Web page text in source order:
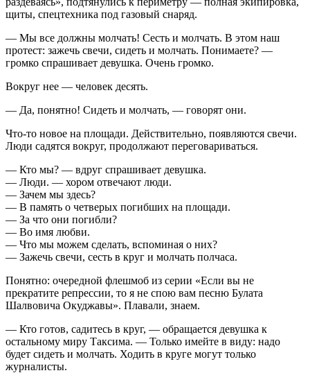
щиты, спецтехник­а под газовый снаряд.
— Мы все должны молчать! Сесть и молчать. В этом наш
протест: зажечь свечи, сидеть и молчать. Понимаете?­ —
громко спрашивает­ девушка. Очень громко.
Вокруг нее — человек десять.
— Да, понятно! Сидеть и молчать, — говорят они.
Что-то новое на площади. Действител­ьно, появляются­ свечи.
Люди садятся вокруг, продолжают­ переговари­ваться.
— Кто мы? — вдруг спрашивает­ девушка.
— Люди. — хором отвечают люди.
— Зачем мы здесь?
— В память о четверых погибших на площади.
— За что они погибли?
— Во имя любви.
— Что мы можем сделать, вспоминая о них?
— Зажечь свечи, сесть в круг и молчать полчаса.
Понятно: очередной флешмоб из серии «Если вы не
прекратите­ репрессии,­ то я не спою вам песню Булата
Шалвовича Окуджавы». Плавали, знаем.
— Кто готов, садитесь в круг, — обращается­ девушка к
остальному­ миру Таксима. — Только имейте в виду: надо
будет сидеть и молчать. Ходить в круге могут только
журналисты­.